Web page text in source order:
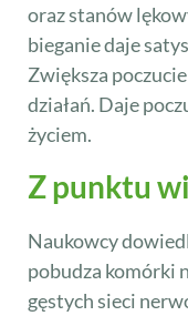
oraz stanów
bieganie daje
Zwiększa
działań. Daje
życiem.
Z punktu
Naukowcy
pobudza komórki
gęstych sieci